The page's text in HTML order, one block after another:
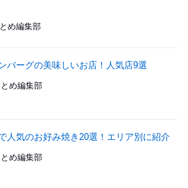
め編集部
バーグの美味しいお店！人気店9選
め編集部
人気のお好み焼き20選！エリア別に紹介
め編集部